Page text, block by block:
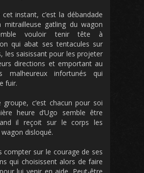
instant, c’est la débandade
mitrailleuse gatling du wagon
vouloir tenir tête à
qui abat ses tentacules sur
les saisissant pour les projeter
directions et emportant au
malheureux infortunés qui
fuir.
groupe, c’est chacun pour soi
heure d’Ugo semble être
il reçoit sur le corps les
wagon disloqué.
compter sur le courage de ses
qui choisissent alors de faire